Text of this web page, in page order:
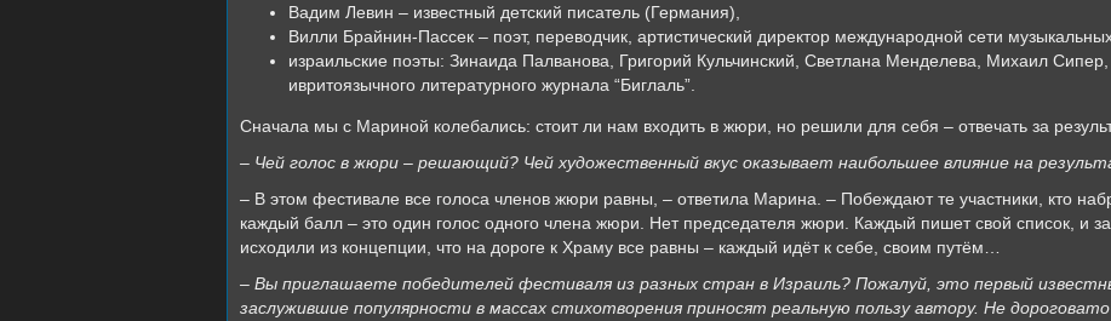
Вадим Левин – известный детский писатель (Германия),
Вилли Брайнин-Пассек – поэт, переводчик, артистический директор международной сети
израильские поэты: Зинаида Палванова, Григорий Кульчинский, Светлана Менделева, Михаил
ивритоязычного литературного журнала “Биглаль”.
Сначала мы с Мариной колебались: стоит ли нам входить в жюри, но решили для себя – отвечать за
– Чей голос в жюри – решающий? Чей художественный вкус оказывает наибольшее влияние на
– В этом фестивале все голоса членов жюри равны, – ответила Марина. – Побеждают те участники, кто
каждый балл – это один голос одного члена жюри. Нет председателя жюри. Каждый пишет свой список, и
исходили из концепции, что на дороге к Храму все равны – каждый идёт к себе, своим путём…
– Вы приглашаете победителей фестиваля из разных стран в Израиль? Пожалуй, это первый
заслужившие популярности в массах стихотворения приносят реальную пользу автору. Не